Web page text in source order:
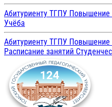
Абитуриенту ТГПУ Повышение
Учёба
Абитуриенту ТГПУ Повышение
Расписание занятий